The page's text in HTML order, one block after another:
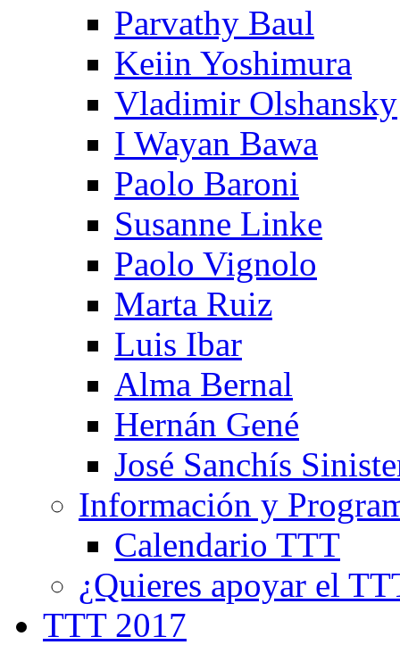
Parvathy Baul
Keiin Yoshimura
Vladimir Olshansky
I Wayan Bawa
Paolo Baroni
Susanne Linke
Paolo Vignolo
Marta Ruiz
Luis Ibar
Alma Bernal
Hernán Gené
José Sanchís
Información y
Calendario TTT
¿Quieres apoyar el
TTT 2017